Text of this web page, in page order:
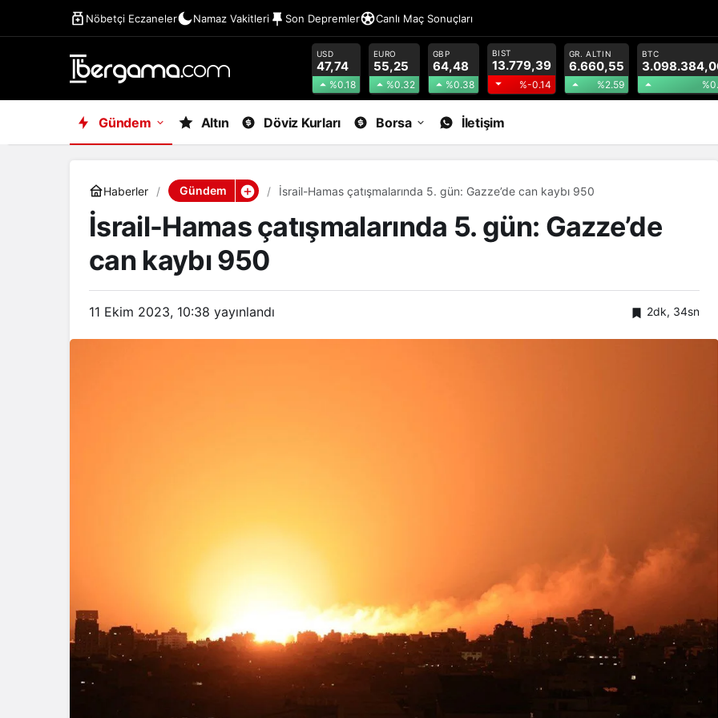
Nöbetçi Eczaneler Namaz Vakitleri Son Depremler Canlı Maç Sonuçları
USD
47,74
%0.18
EURO
55,25
%0.32
GBP
64,48
%0.38
BIST
13.779,39
%-0.14
GR. ALTIN
6.660,55
%2.59
BTC
Gündem Altın Döviz Kurları Borsa İletişim
Haberler Gündem İsrail-Hamas çatışmalarında 5. gün: Gazze’de can kaybı 950
İsrail-Hamas çatışmalarında 5. gün: Gazze’de
can kaybı 950
11 Ekim 2023, 10:38 yayınlandı 2dk, 34sn